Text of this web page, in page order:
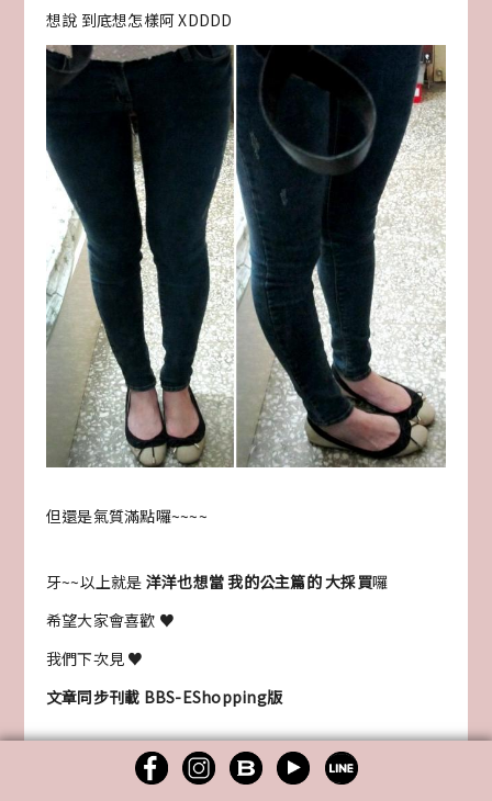
想說 到底想怎樣阿 XDDDD
但還是氣質滿點囉~~~~
牙~~以上就是 洋洋也想當 我的公主篇的 大採買囉
希望大家會喜歡 ♥
我們下次見 ♥
文章同步刊載 BBS-EShopping版